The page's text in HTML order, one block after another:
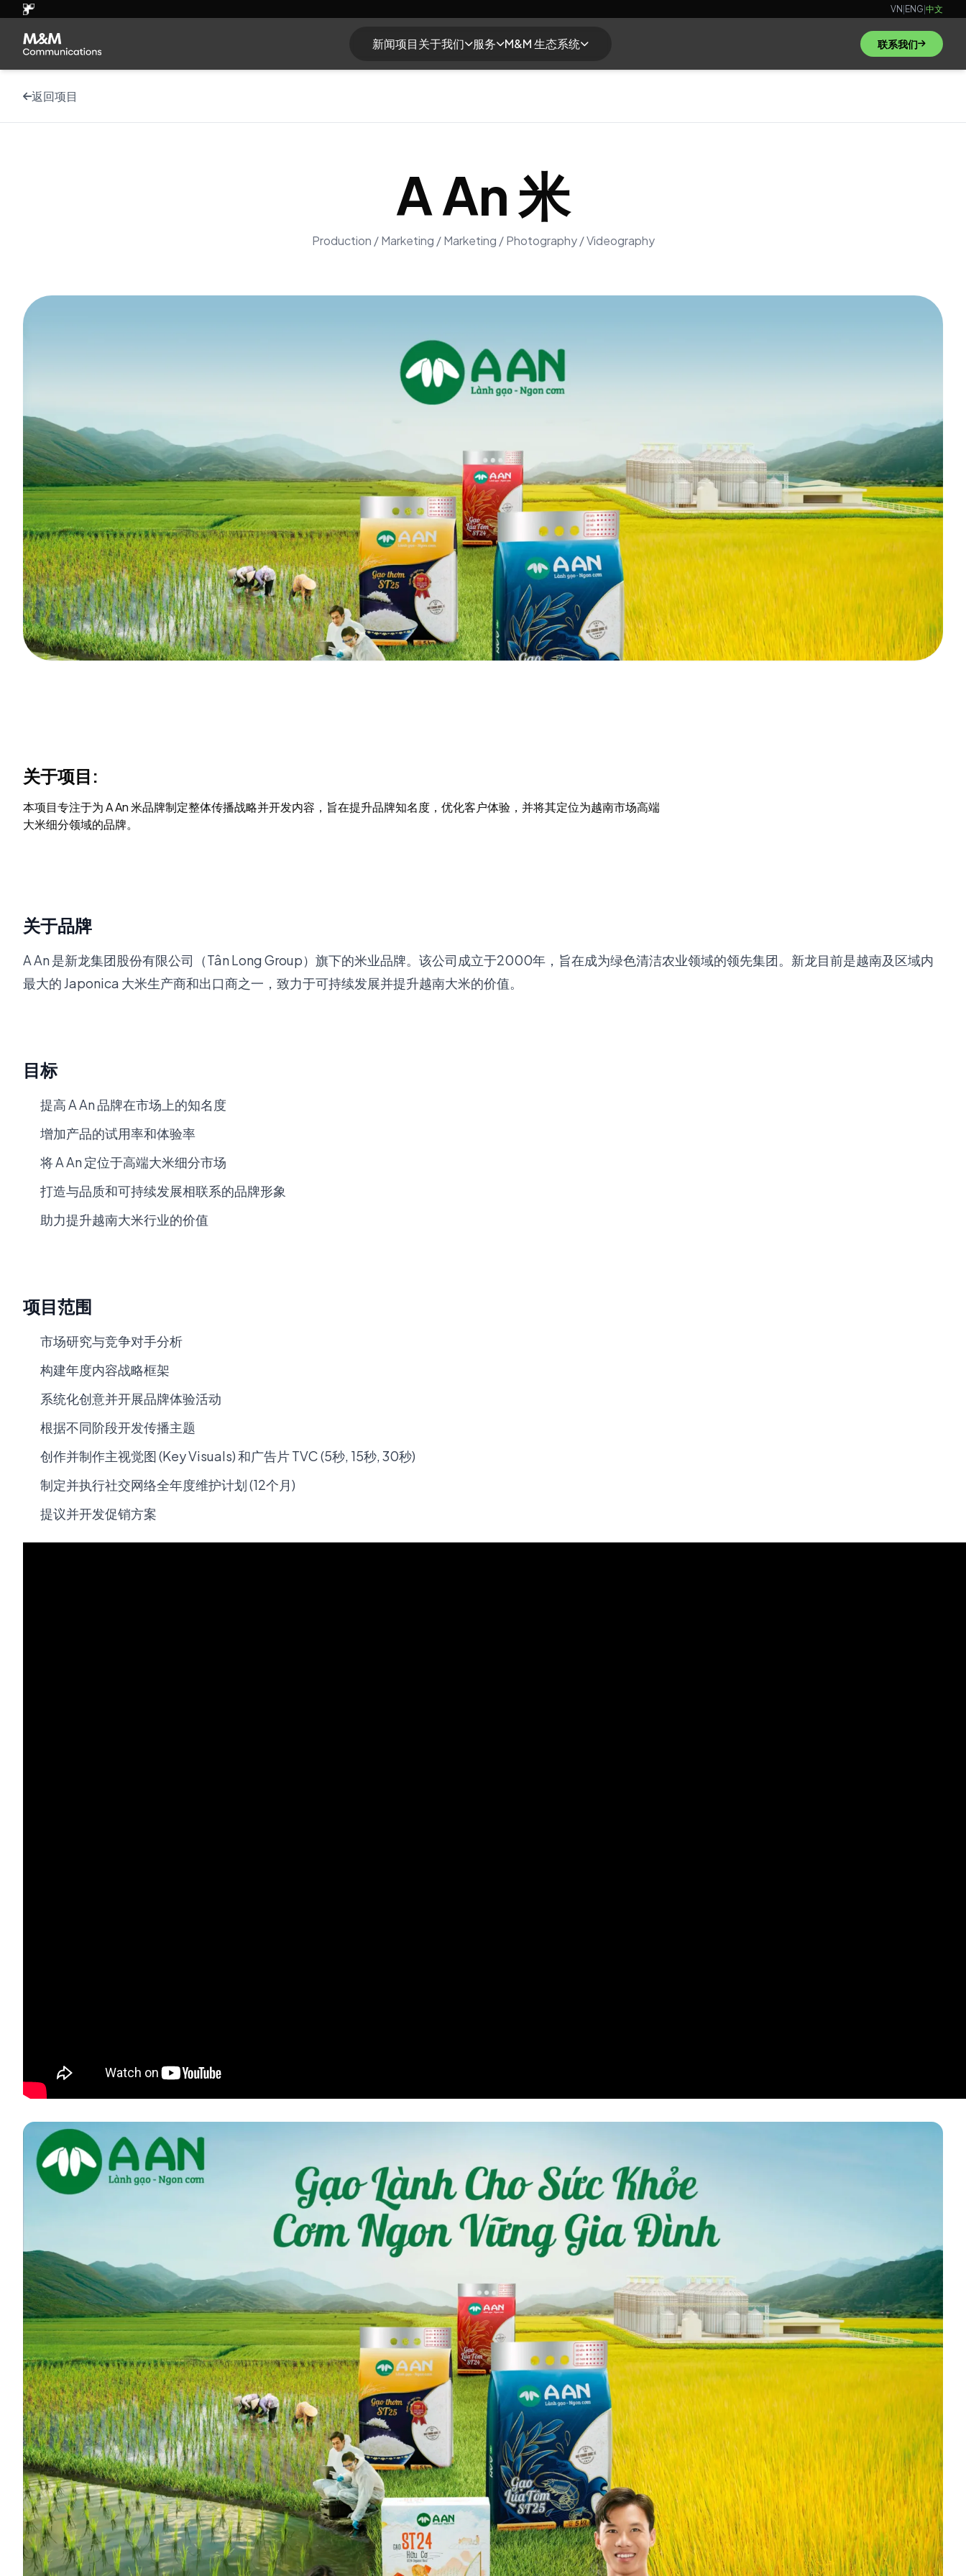
VN|ENG|中文
新闻项目关于我们 服务 M&M 生态系统 联系我们
返回项目
A An 米
Production / Marketing / Marketing / Photography / Videography
关于项目:
本项目专注于为 A An 米品牌制定整体传播战略并开发内容，旨在提升品牌知名度，优化客户体验，并将其定位为越南市场高端
大米细分领域的品牌。
关于品牌
A An 是新龙集团股份有限公司（Tân Long Group）旗下的米业品牌。该公司成立于2000年，旨在成为绿色清洁农业领域的领先集团。新龙目前是越南及区域内
最大的 Japonica 大米生产商和出口商之一，致力于可持续发展并提升越南大米的价值。
目标
提高 A An 品牌在市场上的知名度
增加产品的试用率和体验率
将 A An 定位于高端大米细分市场
打造与品质和可持续发展相联系的品牌形象
助力提升越南大米行业的价值
项目范围
市场研究与竞争对手分析
构建年度内容战略框架
系统化创意并开展品牌体验活动
根据不同阶段开发传播主题
创作并制作主视觉图 (Key Visuals) 和广告片 TVC (5秒, 15秒, 30秒)
制定并执行社交网络全年度维护计划 (12个月)
提议并开发促销方案